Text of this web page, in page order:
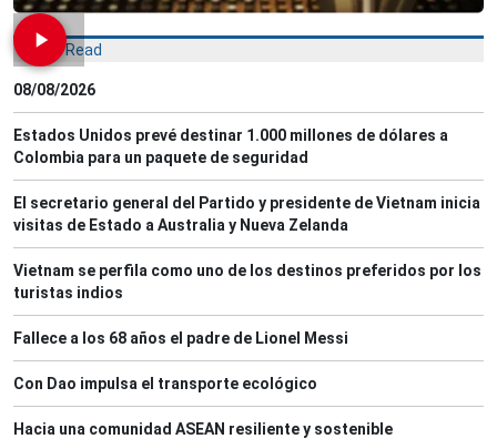
Most Read
08/08/2026
Estados Unidos prevé destinar 1.000 millones de dólares a
Colombia para un paquete de seguridad
El secretario general del Partido y presidente de Vietnam inicia
visitas de Estado a Australia y Nueva Zelanda
Vietnam se perfila como uno de los destinos preferidos por los
turistas indios
Fallece a los 68 años el padre de Lionel Messi
Con Dao impulsa el transporte ecológico
Hacia una comunidad ASEAN resiliente y sostenible